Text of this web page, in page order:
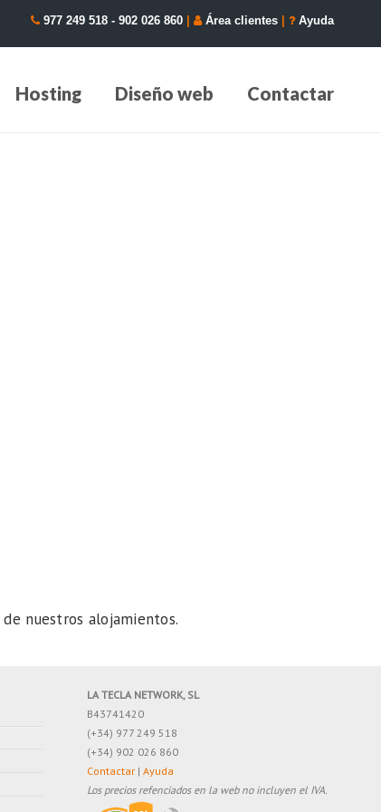
977 249 518 - 902 026 860 Área clientes Ayuda
Hosting Diseño web Contactar
de nuestros alojamientos.
LA TECLA NETWORK, SL
B43741420
(+34) 977 249 518
(+34) 902 026 860
Contactar |Ayuda
Los precios refenciados en la web no incluyen el IVA.